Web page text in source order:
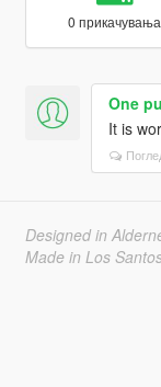
0 прикачувања
One
It is
Designed in
Made in Los